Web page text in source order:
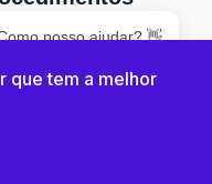
E
para esclarecer o cliente
com as temáticas dos
o modo de
posso ajudar? 👋
que tem a melhor